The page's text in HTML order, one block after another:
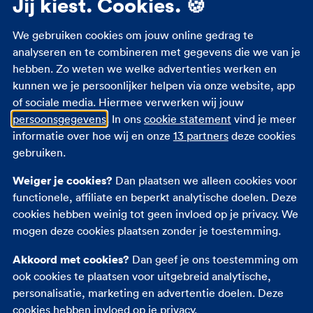
Zorgverzekering 18 jaar
Zorgverzekering zwangerschap
Zorgtoeslag
Eigen bijdrage
Zorgpremie 2026
Autoverzekering
Opstalverzekering
Inboedelverzekering
Reisverzekering
Rechtsbijstandverzekering
Ongevallenverzekering
We gebruiken cookies om jouw online gedrag te
analyseren en te combineren met gegevens die we van je
hebben. Zo weten we welke advertenties werken en
kunnen we je persoonlijker helpen via onze website, app
of sociale media. Hiermee verwerken wij jouw
persoonsgegevens. In ons cookie statement vind je meer
informatie over hoe wij en onze 13 partnersdeze cookies
gebruiken.
Weiger je cookies? Dan plaatsen we alleen cookies voor
functionele, affiliate en beperkt analytische doelen. Deze
cookies hebben weinig tot geen invloed op je privacy. We
mogen deze cookies plaatsen zonder je toestemming.
Akkoord met cookies? Dan geef je ons toestemming om
ook cookies te plaatsen voor uitgebreid analytische,
personalisatie, marketing en advertentie doelen. Deze
cookies hebben invloed op je privacy.